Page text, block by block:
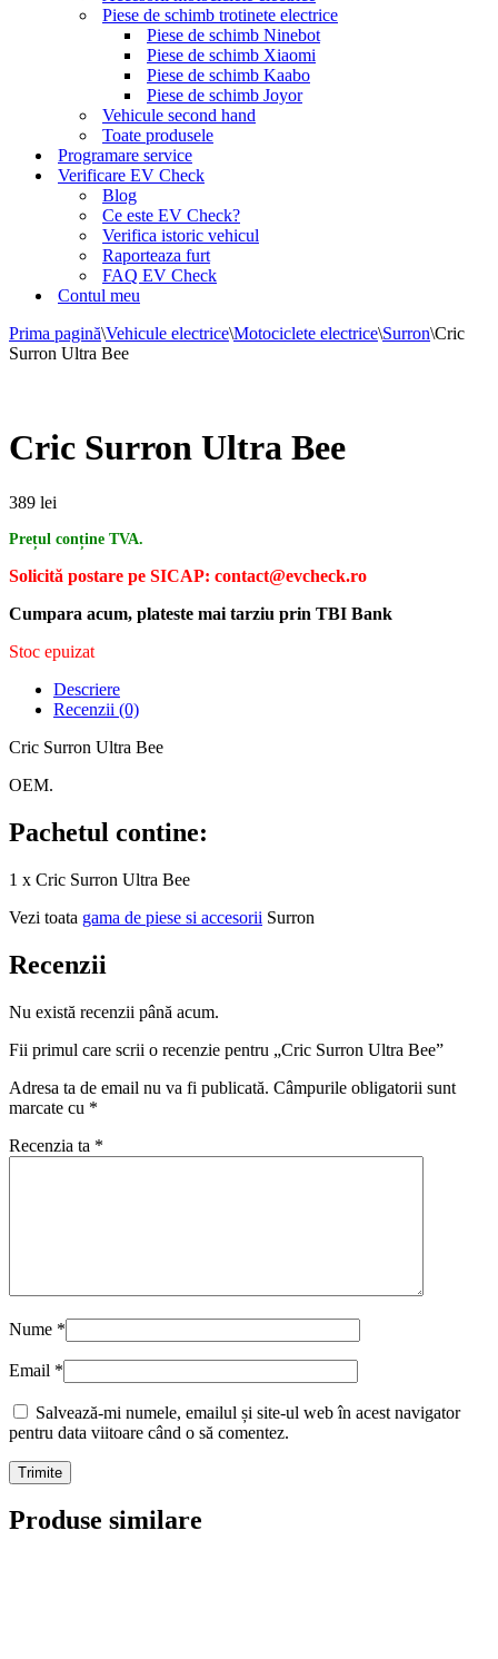
Piese de schimb trotinete electrice
Piese de schimb Ninebot
Piese de schimb Xiaomi
Piese de schimb Kaabo
Piese de schimb Joyor
Vehicule second hand
Toate produsele
Programare service
Verificare EV Check
Blog
Ce este EV Check?
Verifica istoric vehicul
Raporteaza furt
FAQ EV Check
Contul meu
Prima pagină\Vehicule electrice\Motociclete electrice\Surron\Cric
Surron Ultra Bee
Cric Surron Ultra Bee
389 lei
Prețul conține TVA.
Solicită postare pe SICAP: contact@evcheck.ro
Cumpara acum, plateste mai tarziu prin TBI Bank
Stoc epuizat
Descriere
Recenzii (0)
Cric Surron Ultra Bee
OEM.
Pachetul contine:
1 x Cric Surron Ultra Bee
Vezi toata gama de piese si accesorii Surron
Recenzii
Nu există recenzii până acum.
Fii primul care scrii o recenzie pentru „Cric Surron Ultra Bee”
Adresa ta de email nu va fi publicată. Câmpurile obligatorii sunt
marcate cu *
Recenzia ta *
Nume *
Email *
Salvează-mi numele, emailul și site-ul web în acest navigator
pentru data viitoare când o să comentez.
Produse similare